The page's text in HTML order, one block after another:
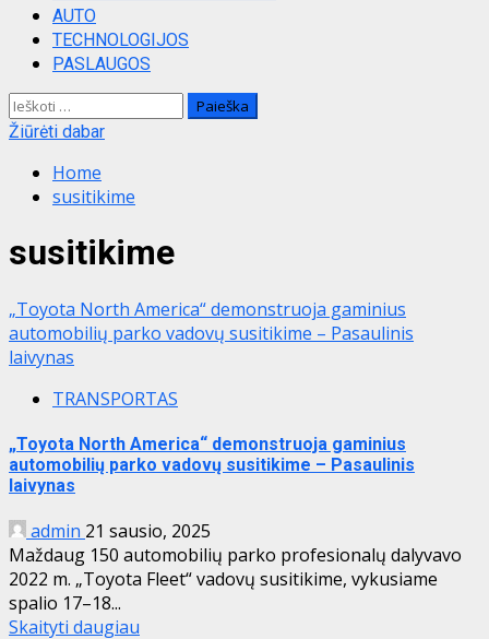
AUTO
TECHNOLOGIJOS
PASLAUGOS
Ieškoti:
Žiūrėti dabar
Home
susitikime
susitikime
„Toyota North America“ demonstruoja gaminius
automobilių parko vadovų susitikime – Pasaulinis
laivynas
TRANSPORTAS
„Toyota North America“ demonstruoja gaminius
automobilių parko vadovų susitikime – Pasaulinis
laivynas
admin 21 sausio, 2025
Maždaug 150 automobilių parko profesionalų dalyvavo
2022 m. „Toyota Fleet“ vadovų susitikime, vykusiame
spalio 17–18...
Skaityti daugiau